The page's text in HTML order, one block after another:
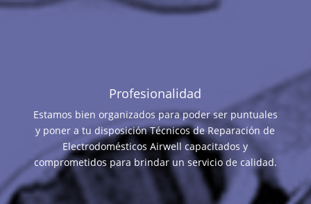
Profesionalidad
Estamos bien organizados para poder ser puntuales
y poner a tu disposición Técnicos de Reparación de
Electrodomésticos Airwell capacitados y
comprometidos para brindar un servicio de calidad.